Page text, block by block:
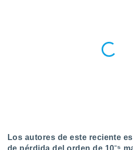
perfiles
Los autores de este reciente
de pérdida del orden de 10⁻⁵